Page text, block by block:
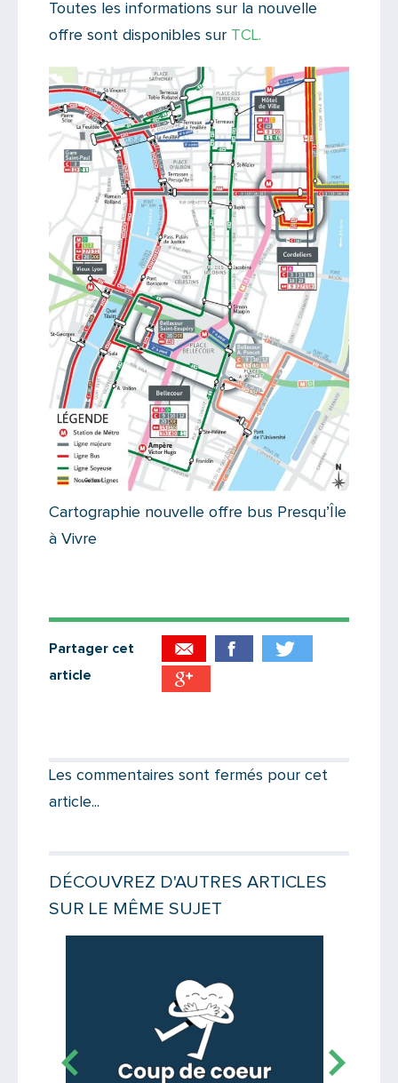
Toutes les informations sur la nouvelle
offre sont disponibles sur TCL.
Cartographie nouvelle offre bus Presqu’Île
à Vivre
Partager cet
article
Message
Les commentaires sont fermés pour cet
article...
DÉCOUVREZ D'AUTRES ARTICLES
SUR LE MÊME SUJET